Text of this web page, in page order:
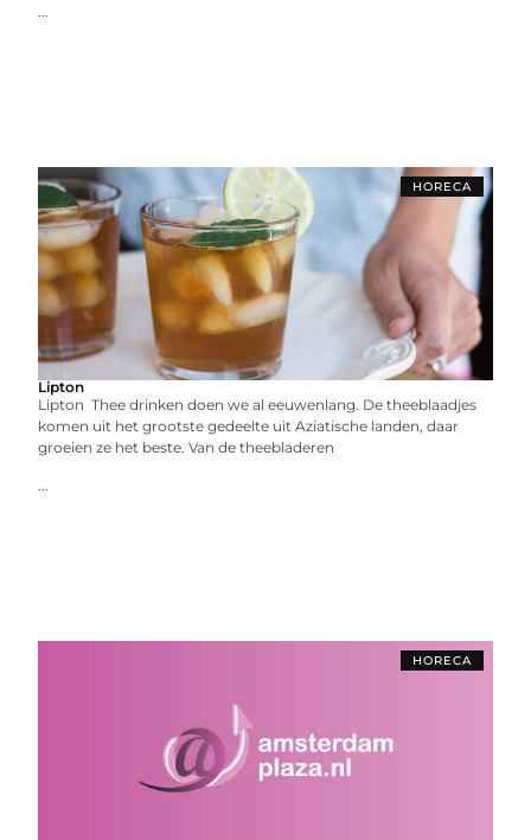
...
HORECA
Lipton
Lipton Thee drinken doen we al eeuwenlang. De theeblaadjes
komen uit het grootste gedeelte uit Aziatische landen, daar
groeien ze het beste. Van de theebladeren
...
HORECA